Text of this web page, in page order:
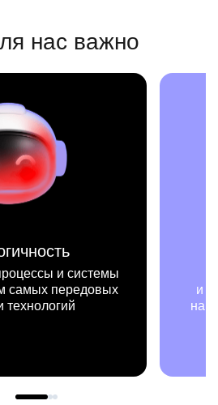
нас важно
миссия
цифрах
как результаты
меняют жизни людей